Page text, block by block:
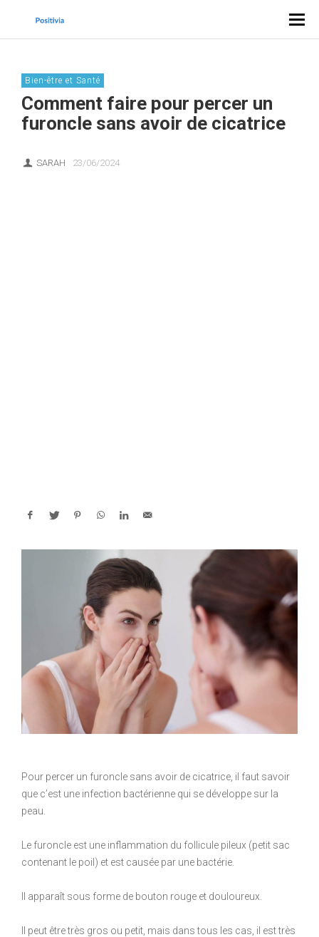
Bien-être et Santé
Comment faire pour percer un
furoncle sans avoir de cicatrice
SARAH 23/06/2024
Pour percer un furoncle sans avoir de cicatrice, il faut savoir
que c’est une infection bactérienne qui se développe sur la
peau.
Le furoncle est une inflammation du follicule pileux (petit sac
contenant le poil) et est causée par une bactérie.
Il apparaît sous forme de bouton rouge et douloureux.
Il peut être très gros ou petit, mais dans tous les cas, il est très